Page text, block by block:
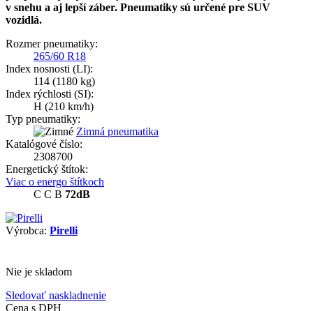
v snehu a aj lepší záber. Pneumatiky sú určené pre SUV
vozidlá.
Rozmer pneumatiky:
265/60 R18
Index nosnosti (LI):
114 (1180 kg)
Index rýchlosti (SI):
H (210 km/h)
Typ pneumatiky:
Zimná pneumatika
Katalógové číslo:
2308700
Energetický štítok:
Viac o energo štítkoch
C C B 72dB
Výrobca: Pirelli
Nie je skladom
Sledovať naskladnenie
Cena s DPH